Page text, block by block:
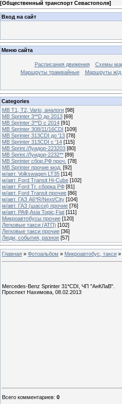
[Общественный транспорт Севастополя]
Вход на сайт
Меню сайта
Расписания движения Схемы
Маршруты трамвайные
Маршруты ж/д
Categories
MB T1, T2, Vario, аналоги [98]
MB Sprinter 3**D до 2013 [69]
MB Sprinter 3**D с 2014 [91]
MB Sprinter 308/11/16CDI [109]
MB Sprinter 313CDI до '13 [78]
MB Sprinter 313CDI с '14 [115]
MB Sprint./Луидор-223203 [80]
MB Sprint./Луидор-2232** [89]
MB Sprinter сбор.РФ проч. [78]
MB Sprinter прочие мод. [92]
м/авт. Volkswagen LT35 [114]
м/авт. Ford Transit Hi-Cube [102]
м/авт. Ford Tr. сборка РФ [81]
м/авт. Ford Transit прочие [86]
м/авт. ГАЗ A6*R/Next/City [104]
м/авт. ГАЗ (шасси) прочие [76]
м/авт. РАФ,Asia Topic,Fiat [111]
Микроавтобусы прочие [120]
Легковые такси (АТП) [102]
Легковые такси прочие [36]
Люди, события, разное [57]
Главная » Фотоальбом » Микроавтобус, такси »
Mercedes-Benz Sprinter 31*CDI, ЧП "АнКЛаВ".
Проспект Нахимова, 08.02.2013
Всего комментариев: 0